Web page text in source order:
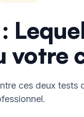
votre
ces deux